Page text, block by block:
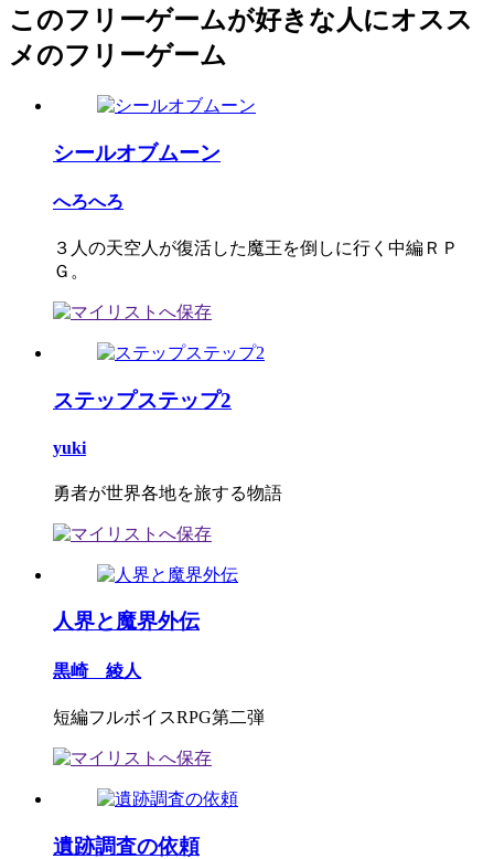
このフリーゲームが好きな人にオスス
メのフリーゲーム
シールオブムーン
へろへろ
３人の天空人が復活した魔王を倒しに行く中編ＲＰ
Ｇ。
ステップステップ2
yuki
勇者が世界各地を旅する物語
人界と魔界外伝
黒崎 綾人
短編フルボイスRPG第二弾
遺跡調査の依頼